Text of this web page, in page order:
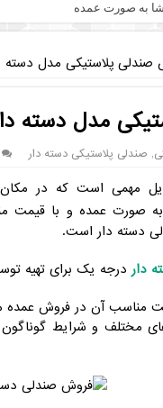
به صورت عمده
صندلی پلاستیکی مدل دسته
مدل دسته
, صندلی پلاستیکی دسته دار
مهمی است که در مکان
به صورت عمده و با قیمت
دسته دار است.
دار درجه یک برای تهیه
مناسب آن در فروش عمده
مختلف و شرایط گوناگون